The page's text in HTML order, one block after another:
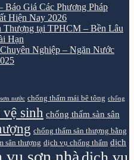
Giá Các Phương Pháp
Hiện Nay 2026
Thượng tại TPHCM – Bền Lâu
Hạn
Nghiệp – Ngăn Nước
nước chống thấm mái bê tông chống
sinh chống thấm sàn sân
chống thấm sân thượng bằng
sân thượng dịch vụ chống thấm dịch